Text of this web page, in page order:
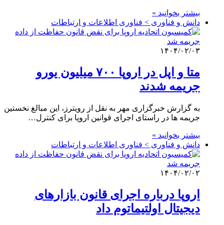
بیشتر بخوانید »
دانش و فناوری > فناوری اطلاعات و ارتباطات
۱۴۰۴/۰۲/۰۳
متا و اپل در اروپا ۷۰۰ میلیون یورو
جریمه شدند
به گزارش خبرگزاری مهر به نقل از رویترز، این مبالغ نخستین
جریمه ها در راستای اجرای قوانین اروپا برای کنترل…
بیشتر بخوانید »
دانش و فناوری > فناوری اطلاعات و ارتباطات
۱۴۰۴/۰۲/۰۲
اروپا درباره اجرای قانون بازارهای
دیجیتال اولتیماتوم داد